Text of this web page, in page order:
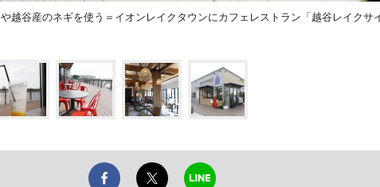
越谷産のネギを使う＝イオンレイクタウンにカフェレストラン「越谷レイクサ